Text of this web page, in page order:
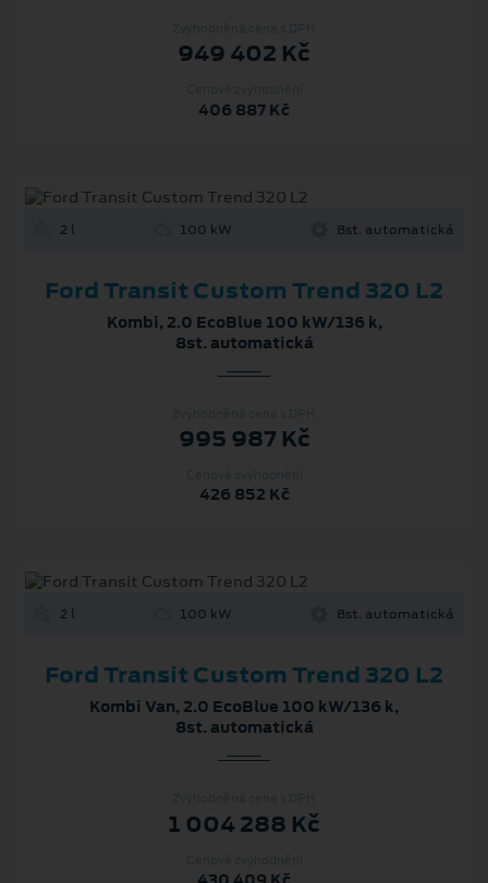
949 402 Kč
406 887 Kč
2 l 100 kW 8st. automatická
Ford Transit Custom Trend 320 L2
Kombi, 2.0 EcoBlue 100 kW/136 k,
8st. automatická
995 987 Kč
426 852 Kč
2 l 100 kW 8st. automatická
Ford Transit Custom Trend 320 L2
Kombi Van, 2.0 EcoBlue 100 kW/136 k,
8st. automatická
1 004 288 Kč